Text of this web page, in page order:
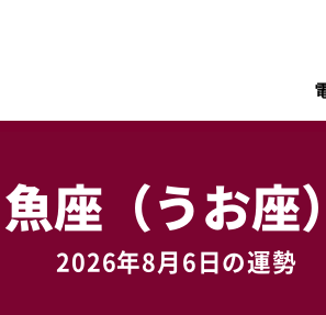
魚座（うお座）
2026年8月6日の運勢